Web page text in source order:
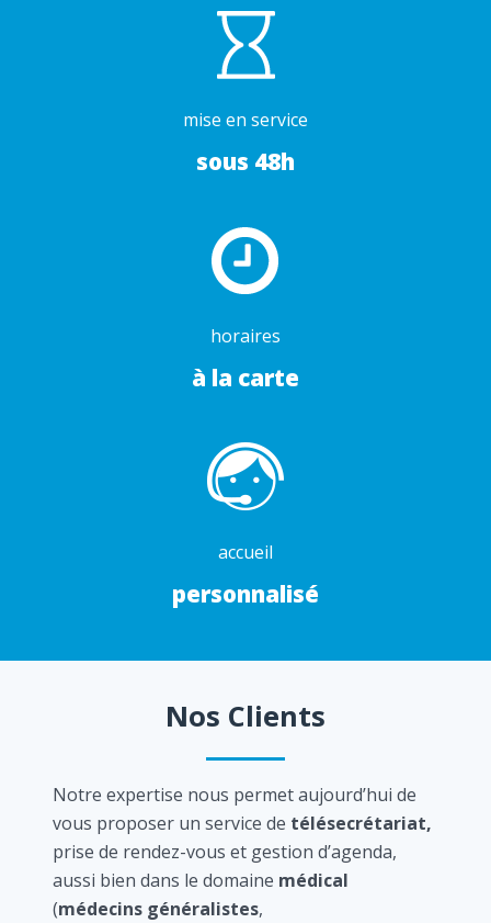
mise en service
sous 48h
horaires
à la carte
accueil
personnalisé
Nos Clients
Notre expertise nous permet aujourd’hui de
vous proposer un service de télésecrétariat,
prise de rendez-vous et gestion d’agenda,
aussi bien dans le domaine médical
(médecins généralistes,